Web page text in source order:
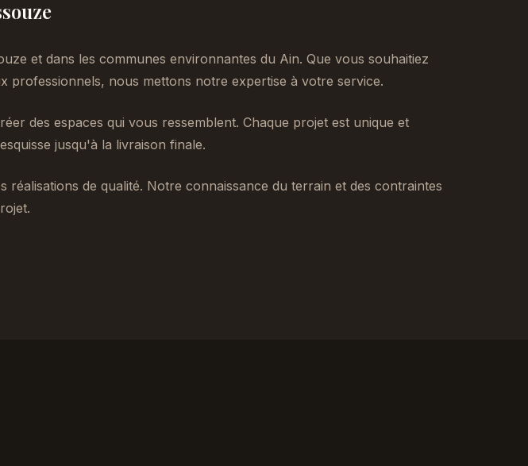
et dans les communes environnantes du Ain. Que vous souhaitiez
nous mettons notre expertise à votre service.
des espaces qui vous ressemblent. Chaque projet est unique et
jusqu'à la livraison finale.
de qualité. Notre connaissance du terrain et des contraintes